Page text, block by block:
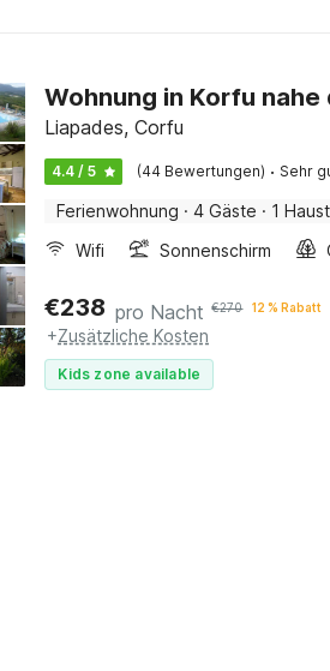
Wohnung in Korfu nahe
Liapades, Corfu
4.4 / 5 (44 Bewertungen) · Sehr
Ferienwohnung · 4 Gäste · 1
Wifi
Sonnenschirm
€238 pro Nacht €270 12 % Rabatt
+Zusätzliche Kosten
Kids zone available